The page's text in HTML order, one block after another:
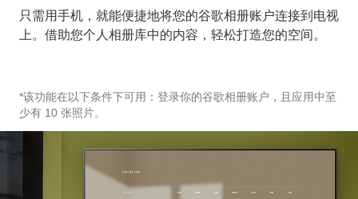
只需用手机，就能便捷地将您的谷歌相册账户连接到电视
上。借助您个人相册库中的内容，轻松打造您的空间。
*该功能在以下条件下可用：登录你的谷歌相册账户，且应用中至
少有 10 张照片。